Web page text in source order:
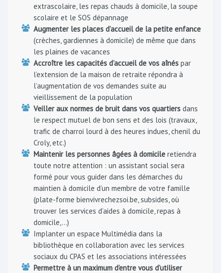
extrascolaire, les repas chauds à domicile, la soupe
scolaire et le SOS dépannage
Augmenter les places d’accueil de la petite enfance
(crèches, gardiennes à domicile) de même que dans
les plaines de vacances
Accroître les capacités d’accueil de vos aînés par
l’extension de la maison de retraite répondra à
l’augmentation de vos demandes suite au
vieillissement de la population
Veiller aux normes de bruit dans vos quartiers dans
le respect mutuel de bon sens et des lois (travaux,
trafic de charroi lourd à des heures indues, chenil du
Croly, etc.)
Maintenir les personnes âgées à domicile retiendra
toute notre attention : un assistant social sera
formé pour vous guider dans les démarches du
maintien à domicile d’un membre de votre famille
(plate-forme bienvivrechezsoi.be, subsides, où
trouver les services d’aides à domicile, repas à
domicile,…)
Implanter un espace Multimédia dans la
bibliothèque en collaboration avec les services
sociaux du CPAS et les associations intéressées
Permettre à un maximum d’entre vous d’utiliser